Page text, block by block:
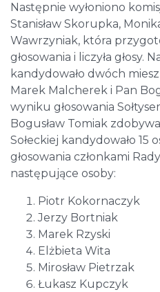
Następnie wyłoniono
Stanisław Skorupka,
Wawrzyniak, która
głosowania i liczyła głosy.
kandydowało dwóch
Marek Malcherek i Pan
wyniku głosowania
Bogusław Tomiak
Sołeckiej kandydowało 15
głosowania członkami
następujące osoby:
Piotr Kokornaczyk
Jerzy Bortniak
Marek Rzyski
Elżbieta Wita
Mirosław Pietrzak
Łukasz Kupczyk